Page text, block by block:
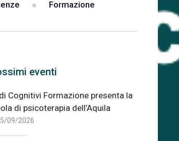
Formazione
eventi
Cognitivi Formazione presenta la
di psicoterapia dell’Aquila
09/2026